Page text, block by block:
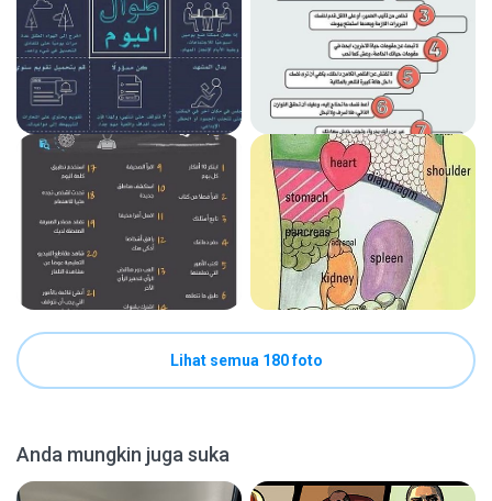
Lihat semua 180 foto
Anda mungkin juga suka